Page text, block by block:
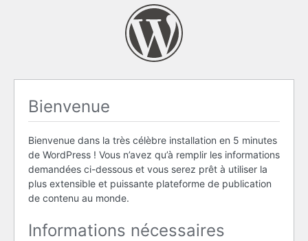
Bienvenue
Bienvenue dans la très célèbre installation en 5 minutes
de WordPress ! Vous n’avez qu’à remplir les informations
demandées ci-dessous et vous serez prêt à utiliser la
plus extensible et puissante plateforme de publication
de contenu au monde.
Informations nécessaires